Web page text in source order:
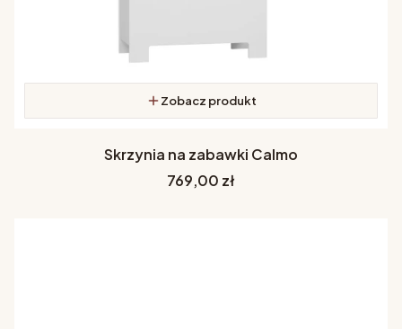
Zobacz produkt
Skrzynia na zabawki Calmo
Cena
769,00 zł